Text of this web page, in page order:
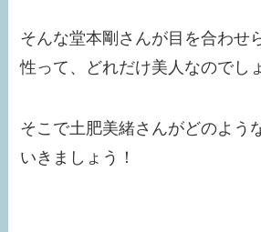
そんな堂本剛さんが目を合わせ
性って、どれだけ美人なのでし
そこで土肥美緒さんがどのよう
いきましょう！